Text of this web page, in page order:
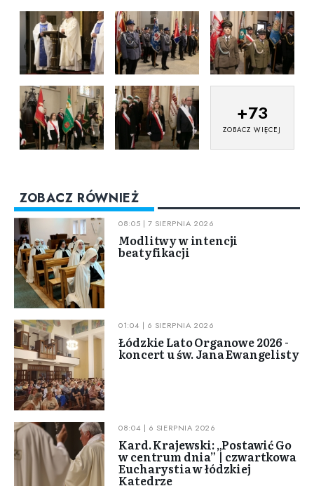
+73
ZOBACZ WIĘCEJ
ZOBACZ RÓWNIEŻ
08:05 | 7 SIERPNIA 2026
Modlitwy w intencji
beatyfikacji
01:04 | 6 SIERPNIA 2026
Łódzkie Lato Organowe 2026 -
koncert u św. Jana Ewangelisty
08:04 | 6 SIERPNIA 2026
Kard. Krajewski: „Postawić Go
w centrum dnia” | czwartkowa
Eucharystia w łódzkiej
Katedrze